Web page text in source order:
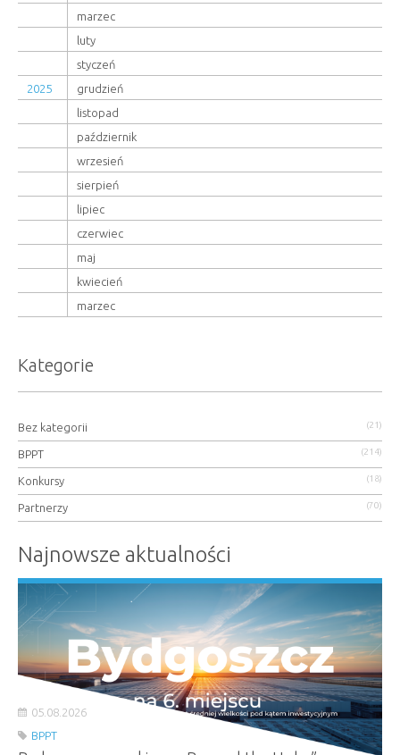
marzec
luty
styczeń
2025
grudzień
listopad
październik
wrzesień
sierpień
lipiec
czerwiec
maj
kwiecień
marzec
Kategorie
Bez kategorii (21)
BPPT (214)
Konkursy (18)
Partnerzy (70)
Najnowsze aktualności
05.08.2026
BPPT